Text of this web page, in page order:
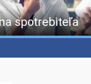
spotrebiteľa